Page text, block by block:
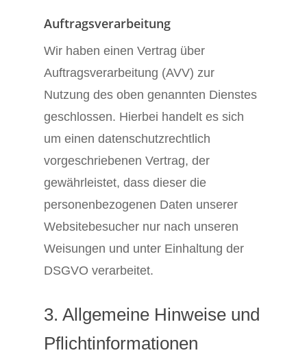
Auftragsverarbeitung
Wir haben einen Vertrag über
Auftragsverarbeitung (AVV) zur
Nutzung des oben genannten Dienstes
geschlossen. Hierbei handelt es sich
um einen datenschutzrechtlich
vorgeschriebenen Vertrag, der
gewährleistet, dass dieser die
personenbezogenen Daten unserer
Websitebesucher nur nach unseren
Weisungen und unter Einhaltung der
DSGVO verarbeitet.
3. Allgemeine Hinweise und
Pflicht­informationen